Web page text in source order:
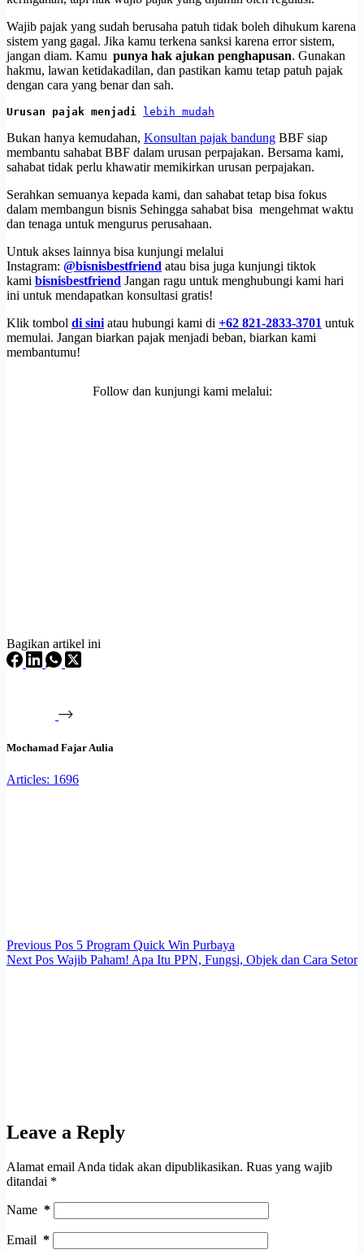
Wajib pajak yang sudah berusaha patuh tidak boleh dihukum karena
sistem yang gagal. Jika kamu terkena sanksi karena error sistem,
jangan diam. Kamu punya hak ajukan penghapusan. Gunakan
hakmu, lawan ketidakadilan, dan pastikan kamu tetap patuh pajak
dengan cara yang benar dan sah.
Urusan pajak menjadi lebih mudah
Bukan hanya kemudahan, Konsultan pajak bandung BBF siap
membantu sahabat BBF dalam urusan perpajakan. Bersama kami,
sahabat tidak perlu khawatir memikirkan urusan perpajakan.
Serahkan semuanya kepada kami, dan sahabat tetap bisa fokus
dalam membangun bisnis Sehingga sahabat bisa mengehmat waktu
dan tenaga untuk mengurus perusahaan.
Untuk akses lainnya bisa kunjungi melalui
Instagram: @bisnisbestfriend atau bisa juga kunjungi tiktok
kami bisnisbestfriend Jangan ragu untuk menghubungi kami hari
ini untuk mendapatkan konsultasi gratis!
Klik tombol di sini atau hubungi kami di +62 821-2833-3701 untuk
memulai. Jangan biarkan pajak menjadi beban, biarkan kami
membantumu!
Follow dan kunjungi kami melalui:
Bagikan artikel ini
Mochamad Fajar Aulia
Articles: 1696
Previous Pos 5 Program Quick Win Purbaya
Next Pos Wajib Paham! Apa Itu PPN, Fungsi, Objek dan Cara Setor
Leave a Reply
Alamat email Anda tidak akan dipublikasikan. Ruas yang wajib
ditandai *
Name *
Email *